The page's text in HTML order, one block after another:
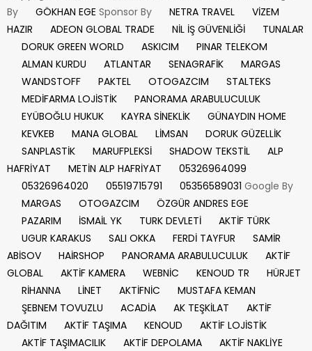
By
GÖKHAN EGE Sponsor By NETRA TRAVEL
VİZEM
HAZIR
ADEON GLOBAL TRADE NİL İŞ GÜVENLİĞİ
TUNALAR
DORUK GREEN WORLD
ASKICIM
PINAR TELEKOM
ALMAN KURDU
ATLANTAR SENAGRAFİK
MARGAS
WANDSTOFF
PAKTEL OTOGAZCIM
STALTEKS
MEDİFARMA LOJİSTİK
PANORAMA ARABULUCULUK
EYÜBOĞLU HUKUK
KAYRA SİNEKLİK
GÜNAYDIN HOME
KEVKEB
MANA GLOBAL LİMSAN
DORUK GÜZELLİK
SANPLASTİK
MARUFPLEKSİ SHADOW TEKSTİL
ALP
HAFRİYAT
METİN ALP HAFRİYAT
05326964099
05326964020
05519715791 05356589031 Google By
MARGAS
OTOGAZCIM
ÖZGÜR ANDRES EGE
PAZARIM
İSMAİL YK TURK DEVLETİ
AKTİF TÜRK
UGUR KARAKUS
SALI OKKA FERDİ TAYFUR
SAMİR
ABİSOV
HAİRSHOP PANORAMA ARABULUCULUK
AKTİF
GLOBAL
AKTİF KAMERA WEBNİC KENOUD TR
HÜRJET
RİHANNA
LİNET AKTİFNİC
MUSTAFA KEMAN
ŞEBNEM TOVUZLU
ACADİA AK TEŞKİLAT
AKTİF
DAĞITIM
AKTİF TAŞIMA KENOUD
AKTİF LOJİSTİK
AKTİF TAŞIMACILIK
AKTİF DEPOLAMA
AKTİF NAKLİYE